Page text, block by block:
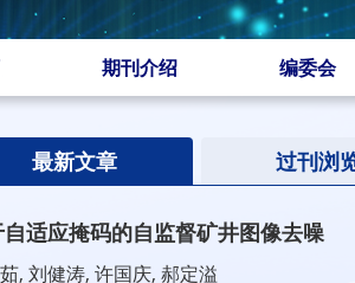
期刊介绍 编委会
最新文章 过刊浏
适应掩码的自监督矿井图像去噪
, 刘健涛, 许国庆, 郝定溢